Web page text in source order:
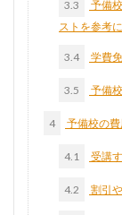
3.3
予備
ストを参考に
3.4 学費
3.5 予備
4 予備校の
4.1 受講
4.2 割引